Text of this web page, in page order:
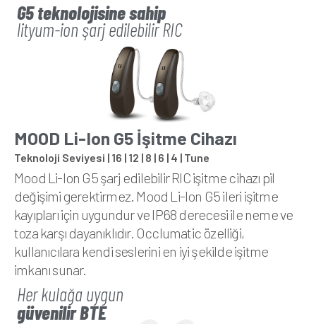
lityum-ion şarj edilebilir RIC
G5 teknolojisine sahip
MOOD Li-Ion G5 İşitme Cihazı
Teknoloji Seviyesi | 16 | 12 | 8 | 6 | 4 | Tune
Mood Li-lon G5 şarj edilebilir RIC işitme cihazı pil
değişimi gerektirmez. Mood Li-lon G5 ileri işitme
kayıpları için uygundur ve IP68 derecesi ile neme ve
toza karşı dayanıklıdır. Occlumatic özelliği,
kullanıcılara kendi seslerini en iyi şekilde işitme
imkanı sunar.
güvenilir BTE
Her kulağa uygun